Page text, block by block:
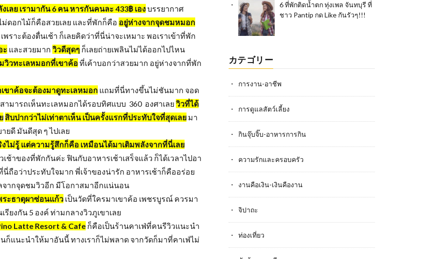
เลย เรามากัน 6 คน หารกันคนละ 433฿ เองบรรยากาศ
ดอกไม้ก็คือสวยเลย และที่พักก็คือ อยู่ห่างจากจุดชมหมอก
พราะต้องตื่นเช้า ก็เลยคิดว่าที่นี่น่าจะเหมาะ พอเราเข้าที่พัก
ะ และสวยมาก วิวดีสุดๆ ก็เลยถ่ายเพลินไม่ได้ออกไปไหน
วิวทะเลหมอกที่เขาค้อ ที่เค้าบอกว่าสวยมาก อยู่ห่างจากที่พัก
ขาค้อจะต้องมาดูทะเลหมอก แถมที่นี่ทางขึ้นไม่ชันมาก จอด
ามารถเห็นทะเลหมอกได้รอบทิศแบบ 360 องศาเลย วิวที่ได้
สิบปากว่าไม่เท่าตาเห็น เป็นครั้งแรกที่ประทับใจที่สุดเลย มา
ดี มันดีสุด ๆ ไปเลย
ไม่รู้ แต่ความรู้สึกก็คือ เหมือนได้มาเติมพลังจากที่นี่เลย
าของที่พักกันค่ะ ฟินกับอาหารเช้าเสร็จแล้ว ก็ได้เวลาไปอา
ถือว่าประทับใจมาก พี่เจ้าของน่ารัก อาหารเช้าก็คืออร่อย
จากจุดชมวิวอีก มีโอกาสมาอีกแน่นอน
ระธาตุผาซ่อนแก้ว เป็นวัดที่ใครมาเขาค้อ เพชรบูรณ์ ควรมา
ยงกัน 5 องค์ ท่ามกลางวิวภูเขาเลย
Latte Resort & Cafe ก็คือเป็นร้านคาเฟ่ที่คนรีวิวแนะนำ
ก็แนะนำให้มาอันนี้ ทางเราก็ไม่พลาด จากวัดก็มาที่คาเฟ่ไม่
6 ที่พักติดน้ำตก ทุ่งเพล จันทบุรี ที่
ชาว Pantip กด Like กันรัวๆ!!!
カテゴリー
การงาน-อาชีพ
การดูแลสัตว์เลี้ยง
กินจุ๊บจิ๊บ-อาหารการกิน
ความรักและครอบครัว
งานคือเงิน-เงินคืองาน
จิปาถะ
ท่องเที่ยว